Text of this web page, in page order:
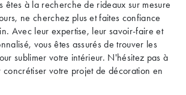
êtes à la recherche de rideaux sur mesure
ne cherchez plus et faites confiance
Avec leur expertise, leur savoir-faire et
vous êtes assurés de trouver les
sublimer votre intérieur. N'hésitez pas à
concrétiser votre projet de décoration en